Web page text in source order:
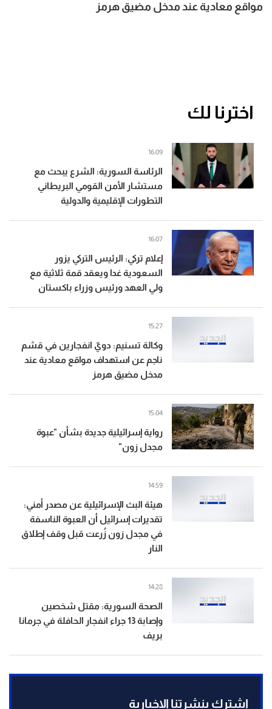
مواقع معادية عند مدخل مضيق هرمز
اخترنا لك
الرئاسة السورية: الشرع يبحث مع
مستشار الأمن القومي البريطاني
التطورات الإقليمية والدولية
16:09
إعلام تركي: الرئيس التركي يزور
السعودية غدا ويعقد قمة ثلاثية مع
ولي العهد ورئيس وزراء باكستان
16:07
وكالة تسنيم: دويّ انفجارين في قشم
ناجم عن استهداف مواقع معادية عند
مدخل مضيق هرمز
15:27
رواية إسرائيلية جديدة بشأن "عبوة
مجدل زون"
15:04
هيئة البث الإسرائيلية عن مصدر أمني:
تقديرات إسرائيل أن العبوة الناسفة
في مجدل زون زُرعت قبل وقف إطلاق
النار
14:59
الصحة السورية: مقتل شخصين
وإصابة 13 جراء انفجار الحافلة في جرمانا
بريف
14:28
إشترك بنشرتنا الاخبارية